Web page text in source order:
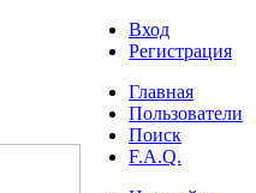
Вход
Регистрация
Главная
Пользователи
Поиск
F.A.Q.